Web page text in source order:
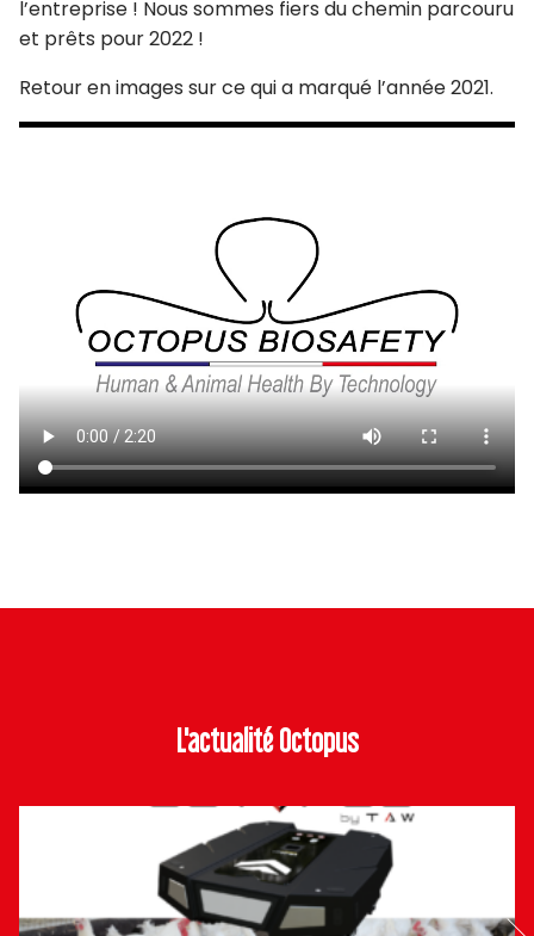
l’entreprise ! Nous sommes fiers du chemin parcouru
et prêts pour 2022 !
Retour en images sur ce qui a marqué l’année 2021.
L'actualité Octopus